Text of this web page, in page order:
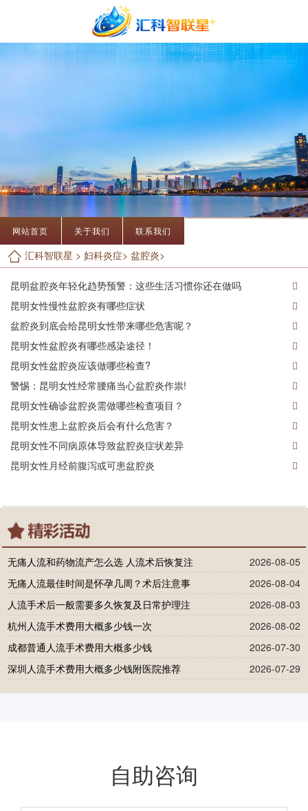
网站首页 关于我们 联系我们
汇科智联星 > 妇科炎症> 盆腔炎>
昆明盆腔炎年轻化趋势预警：这些生活习惯你还在做吗
昆明女性慢性盆腔炎有哪些症状
盆腔炎到底会给昆明女性带来哪些危害呢？
昆明女性盆腔炎有哪些感染途径！
昆明女性盆腔炎应该做哪些检查?
警惕：昆明女性经常腰痛当心盆腔炎作祟!
昆明女性确诊盆腔炎需做哪些检查项目？
昆明女性患上盆腔炎后会有什么危害？
昆明女性不同病原体导致盆腔炎症状差异
昆明女性月经前腹泻或可患盆腔炎
无痛人流和药物流产怎么选 人流术后恢复注
2026-08-05
无痛人流最佳时间是怀孕几周？术后注意事
2026-08-04
人流手术后一般需要多久恢复及日常护理注
2026-08-03
杭州人流手术费用大概多少钱一次
2026-08-02
成都普通人流手术费用大概多少钱
2026-07-30
深圳人流手术费用大概多少钱附医院推荐
2026-07-29
自助咨询